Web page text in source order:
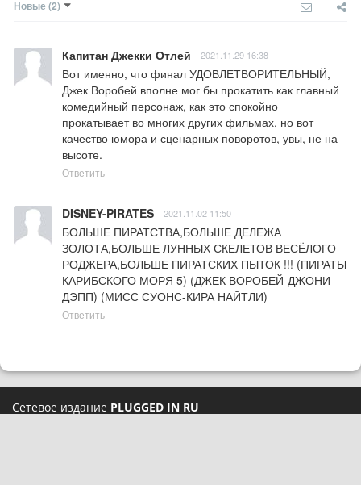
Новые (2)
Капитан Джекки Отлей 2021.11.29 16:38
Вот именно, что финал УДОВЛЕТВОРИТЕЛЬНЫЙ,
Джек Воробей вполне мог бы прокатить как главный
комедийный персонаж, как это спокойно
прокатывает во многих других фильмах, но вот
качество юмора и сценарных поворотов, увы, не на
высоте.
Ответить
DISNEY-PIRATES 2021.11.02 11:50
БОЛЬШЕ ПИРАТСТВА,БОЛЬШЕ ДЕЛЕЖА
ЗОЛОТА,БОЛЬШЕ ЛУННЫХ СКЕЛЕТОВ ВЕСЁЛОГО
РОДЖЕРА,БОЛЬШЕ ПИРАТСКИХ ПЫТОК !!! (ПИРАТЫ
КАРИБСКОГО МОРЯ 5) (ДЖЕК ВОРОБЕЙ-ДЖОНИ
ДЭПП) (МИСС СУОНС-КИРА НАЙТЛИ)
Ответить
Сетевое издание PLUGGED IN RU